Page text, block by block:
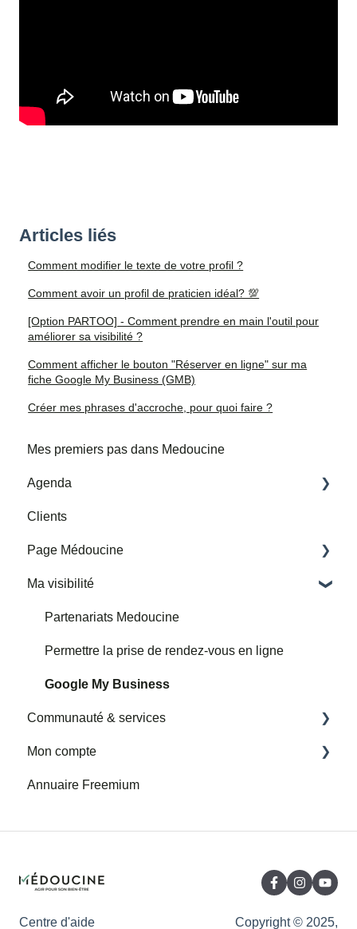
Articles liés
Comment modifier le texte de votre profil ?
Comment avoir un profil de praticien idéal? 💯
[Option PARTOO] - Comment prendre en main l'outil pour
améliorer sa visibilité ?
Comment afficher le bouton "Réserver en ligne" sur ma
fiche Google My Business (GMB)
Créer mes phrases d'accroche, pour quoi faire ?
Mes premiers pas dans Medoucine
Agenda
Mes horaires et adresses de consultation
Mes rendez-vous
Importer un agenda google tiers
Clients
Page Médoucine
Ma page
Avis
Ma visibilité
Partenariats Medoucine
Permettre la prise de rendez-vous en ligne
Google My Business
Communauté & services
Nouvelle rubrique Services et Communauté
Presse
Mon compte
Facturation
Annuaire Freemium
Centre d'aide Copyright © 2025,